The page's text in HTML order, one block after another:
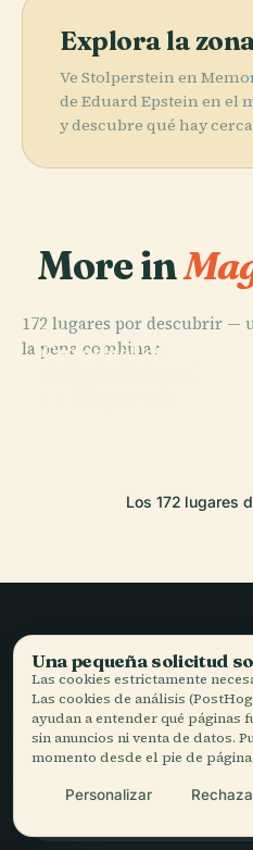
Explora la
Ve Stolperstein en
de Eduard Epstein en el
y descubre qué hay
More in
172 lugares por descubrir —
la pena combinar.
PLACE
Catedral de
PLACE
Los 172 lugares
Viajar sin
bien
MANTENTE AL DÍA
Una pequeña solicitud
Las cookies estrictamente
Las cookies de análisis
ayudan a entender qué páginas
sin anuncios ni venta de datos.
momento desde el pie de página.
Personalizar